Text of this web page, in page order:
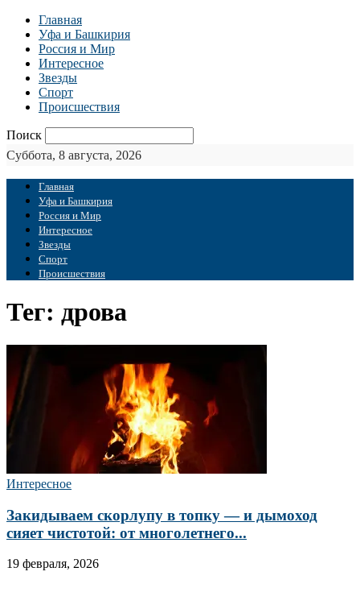
Главная
Уфа и Башкирия
Россия и Мир
Интересное
Звезды
Спорт
Происшествия
Поиск
Суббота, 8 августа, 2026
Главная
Уфа и Башкирия
Россия и Мир
Интересное
Звезды
Спорт
Происшествия
Тег: дрова
Интересное
Закидываем скорлупу в топку — и дымоход
сияет чистотой: от многолетнего...
19 февраля, 2026